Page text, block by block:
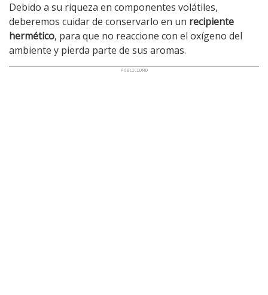
Debido a su riqueza en componentes volátiles,
deberemos cuidar de conservarlo en un recipiente
hermético, para que no reaccione con el oxígeno del
ambiente y pierda parte de sus aromas.